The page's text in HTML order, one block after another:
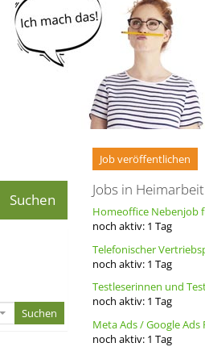
Job veröffentlichen
Jobs in Heimarbeit
noch aktiv: 1 Tag
noch aktiv: 1 Tag
noch aktiv: 1 Tag
noch aktiv: 1 Tag